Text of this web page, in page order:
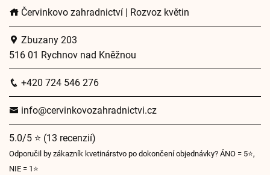
Červinkovo zahradnictví | Rozvoz květin
Zbuzany 203
516 01 Rychnov nad Kněžnou
+420 724 546 276
info@cervinkovozahradnictvi.cz
5.0/5 ⭐ (13 recenzií)
Odporučil by zákazník kvetinárstvo po dokončení objednávky? ÁNO = 5⭐,
NIE = 1⭐